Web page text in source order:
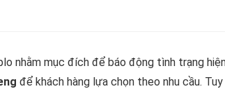
nhằm mục đích để báo động tình trạng
để khách hàng lựa chọn theo nhu cầu.